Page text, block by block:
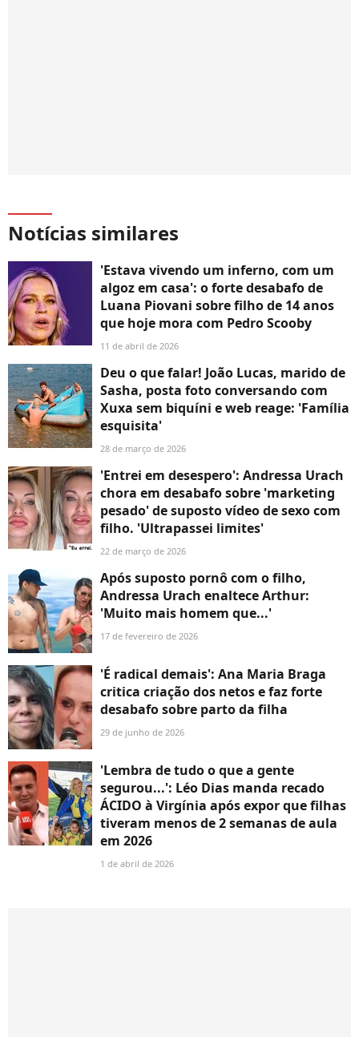
Notícias similares
'Estava vivendo um inferno, com um
algoz em casa': o forte desabafo de
Luana Piovani sobre filho de 14 anos
que hoje mora com Pedro Scooby
11 de abril de 2026
Deu o que falar! João Lucas, marido de
Sasha, posta foto conversando com
Xuxa sem biquíni e web reage: 'Família
esquisita'
28 de março de 2026
'Entrei em desespero': Andressa Urach
chora em desabafo sobre 'marketing
pesado' de suposto vídeo de sexo com
filho. 'Ultrapassei limites'
22 de março de 2026
Após suposto pornô com o filho,
Andressa Urach enaltece Arthur:
'Muito mais homem que...'
17 de fevereiro de 2026
'É radical demais': Ana Maria Braga
critica criação dos netos e faz forte
desabafo sobre parto da filha
29 de junho de 2026
'Lembra de tudo o que a gente
segurou...': Léo Dias manda recado
ÁCIDO à Virgínia após expor que filhas
tiveram menos de 2 semanas de aula
em 2026
1 de abril de 2026